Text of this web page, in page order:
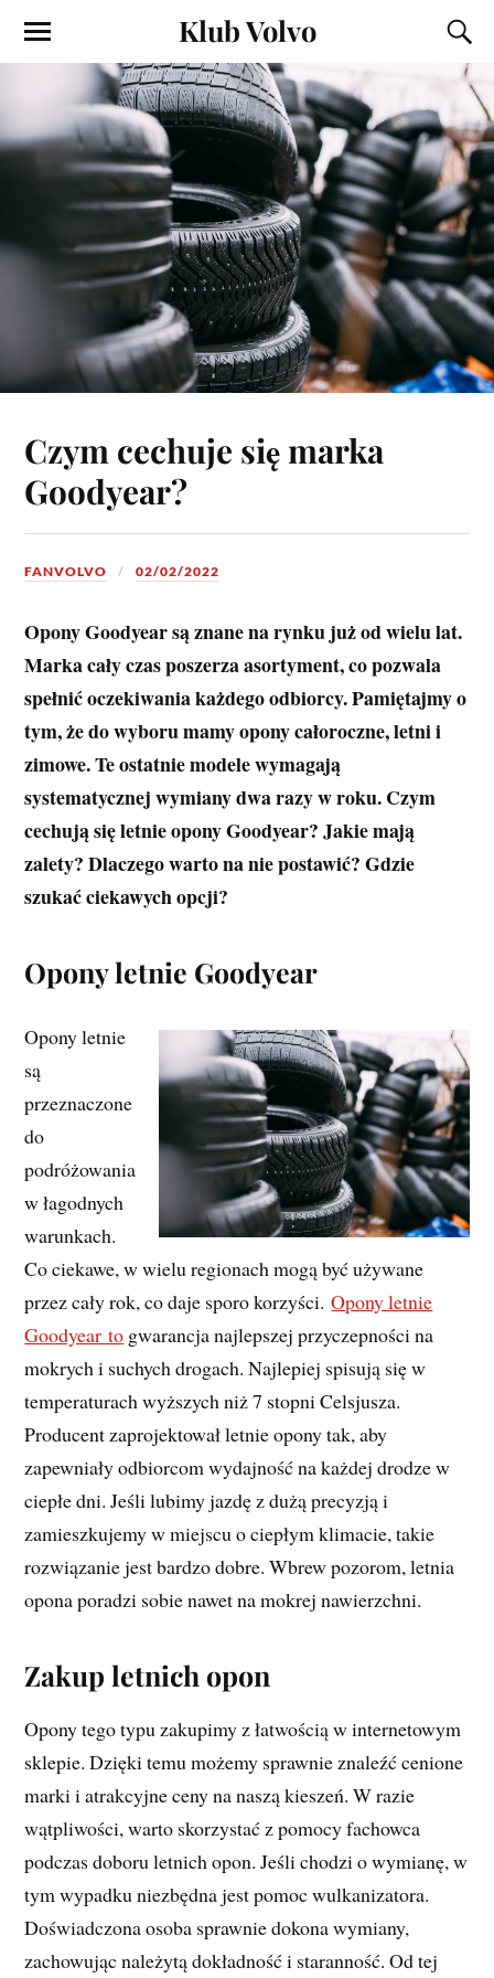
Klub Volvo
Czym cechuje się marka
Goodyear?
FANVOLVO 02/02/2022
Opony Goodyear są znane na rynku już od wielu lat.
Marka cały czas poszerza asortyment, co pozwala
spełnić oczekiwania każdego odbiorcy. Pamiętajmy o
tym, że do wyboru mamy opony całoroczne, letni i
zimowe. Te ostatnie modele wymagają
systematycznej wymiany dwa razy w roku. Czym
cechują się letnie opony Goodyear? Jakie mają
zalety? Dlaczego warto na nie postawić? Gdzie
szukać ciekawych opcji?
Opony letnie Goodyear
Opony letnie
są
przeznaczone
do
podróżowania
w łagodnych
warunkach.
Co ciekawe, w wielu regionach mogą być używane
przez cały rok, co daje sporo korzyści.Opony letnie
Goodyear to gwarancja najlepszej przyczepności na
mokrych i suchych drogach. Najlepiej spisują się w
temperaturach wyższych niż 7 stopni Celsjusza.
Producent zaprojektował letnie opony tak, aby
zapewniały odbiorcom wydajność na każdej drodze w
ciepłe dni. Jeśli lubimy jazdę z dużą precyzją i
zamieszkujemy w miejscu o ciepłym klimacie, takie
rozwiązanie jest bardzo dobre. Wbrew pozorom, letnia
opona poradzi sobie nawet na mokrej nawierzchni.
Zakup letnich opon
Opony tego typu zakupimy z łatwością w internetowym
sklepie. Dzięki temu możemy sprawnie znaleźć cenione
marki i atrakcyjne ceny na naszą kieszeń. W razie
wątpliwości, warto skorzystać z pomocy fachowca
podczas doboru letnich opon. Jeśli chodzi o wymianę, w
tym wypadku niezbędna jest pomoc wulkanizatora.
Doświadczona osoba sprawnie dokona wymiany,
zachowując należytą dokładność i staranność. Od tej